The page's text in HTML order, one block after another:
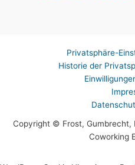
Privatsphäre-
Historie der
Copyright © Frost, Gumbrecht,
Coworking